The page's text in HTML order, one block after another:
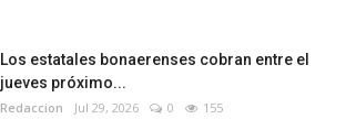
Los estatales bonaerenses cobran entre el
jueves próximo...
Redaccion Jul 29, 2026 0 155